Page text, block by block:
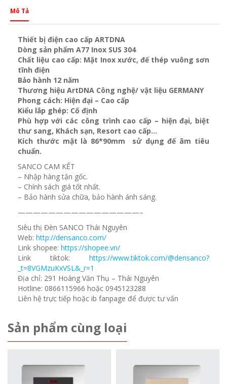
Mô Tả
Thiết bị điện cao cấp ARTDNA
Dòng sản phẩm A77 Inox SUS 304
Chất liệu cao cấp: Mặt Inox xước, đế thép vuông sơn
tĩnh điện
Bảo hành 12 năm
Thương hiệu ArtDNA Công nghệ/ vật liệu GERMANY
Phong cách: Hiện đại – Cao cấp
Kiểu lắp ghép: Cố định
Phù hợp với các công trình cao cấp – hiện đại, biệt
thư sang, Khách sạn, Resort cao cấp…
Kích thước mặt là 86*90mm sử dụng đế âm tiêu
chuẩn.
SANCO CAM KẾT
– Nhập hàng tận gốc.
– Chính sách giá tốt nhất.
– Bảo hành sửa chữa, bảo hành ánh sáng.
————————————————–
Siêu thị Đèn SANCO Thái Nguyên
Web: http://densanco.com/
Link shopee: https://shopee.vn/
Link tiktok: https://www.tiktok.com/@densanco?
_t=8VGMzuKxVSL&_r=1
Địa chỉ: 291 Hoàng Văn Thụ – Thái Nguyên
Hotline: 0866115966 hoặc 0945123288
Liên hệ trực tiếp hoặc ib fanpage để được tư vấn
Sản phẩm cùng loại